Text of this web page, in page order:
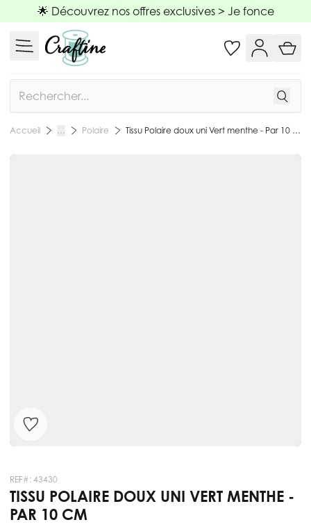
Allez au contenu
🌟 Découvrez nos offres exclusives > Je fonce
Accueil … Polaire Tissu Polaire doux uni Vert menthe - Par 10 cm
REF#: 43430
TISSU POLAIRE DOUX UNI VERT MENTHE -
PAR 10 CM